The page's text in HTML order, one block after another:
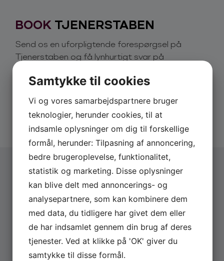
morsomme indslag og absurditeter, begynder
blandt gæsterne og underholder og overrasker, som
man aldrig har set tjenere gøre før. De sætter
hygger samtidig om de enkelte gæster med deres
Efterfølgende byder gruppen på et 20 minutters
sceneshow, der er tilpasset det enkelte arrangement
og sikrer, at alle i publikum forstår, hvad der var på
spil med de spøjse og mystiske tjenere. Showet kan
indeholde både sketches, fællessang, magi og en
masse andre sjove indslag.
Tjenerstaben byder velkommen med et frækt,
underfundigt og crazykomisk show. Med humørfyldt
og vedkommende satire, der aldrig går over stregen,
har Tjenerstaben revolutioneret begrebet
middagsunderholdning.
BOOK TJENERSTABEN
Send os en uforpligtende forespørgsel på
Tjenerstaben og få lynhurtigt svar på
Derfor skal du booke via os:
Hurtigt svar på forespørgsler
20 års erfaring med booking
Altid uforpligtende forespørgsel
Vælg arrangementstype *
Firma
Privat
Firmanavn
Samtykke til cookies
Vi og vores samarbejdspartnere bruger
teknologier, herunder cookies, til at
indsamle oplysninger om dig til forskellige
formål, herunder: Tilpasning af annoncering,
bedre brugeroplevelse, funktionalitet,
statistik og marketing. Disse oplysninger
kan blive delt med annoncerings- og
analysepartnere, som kan kombinere dem
med data, du tidligere har givet dem eller
de har indsamlet gennem din brug af deres
tjenester. Ved at klikke på 'OK' giver du
samtykke til disse formål.